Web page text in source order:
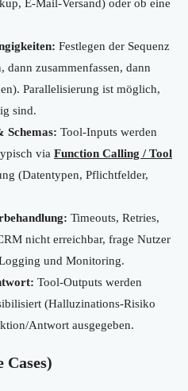
E-Mail-Versand) oder ob eine
Festlegen der Sequenz
dann zusammenfassen, dann
Parallelisierung ist möglich,
sind.
Schemas: Tool-Inputs werden
via Function Calling / Tool
(Datentypen, Pflichtfelder,
Timeouts, Retries,
nicht erreichbar, frage Nutzer
und Monitoring.
Tool-Outputs werden
(Halluzinations-Risiko
Antwort ausgegeben.
Cases)